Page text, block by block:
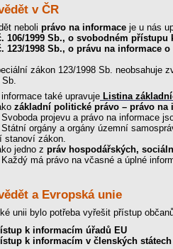
v ČR
neboli právo na informace je u nás
106/1999 Sb., o svobodném přístupu
123/1998 Sb., o právu na informace
zákon 123/1998 Sb. neobsahuje
také upravuje Listina
základní politické právo – právo na
projevu a právo na informace
orgány a orgány územní
stanoví zákon.
jedno z práv hospodářských,
má právo na včasné a úplné
a Evropská unie
unii bylo potřeba vyřešit přístup
k informacím úřadů EU
k informacím v členských státech